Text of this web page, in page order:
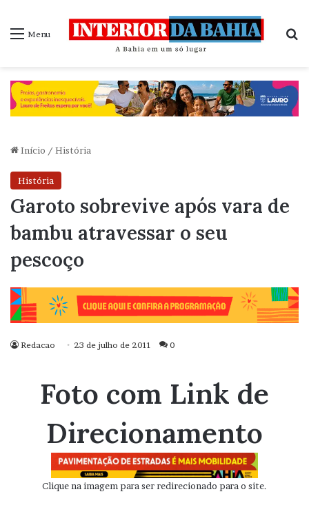
Menu
Início / História
História
Garoto sobrevive após vara de
bambu atravessar o seu
pescoço
Redacao 23 de julho de 2011 0
Foto com Link de
Direcionamento
Clique na imagem para ser redirecionado para o site.